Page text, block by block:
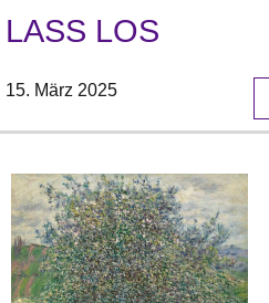
LASS LOS
15. März 2025